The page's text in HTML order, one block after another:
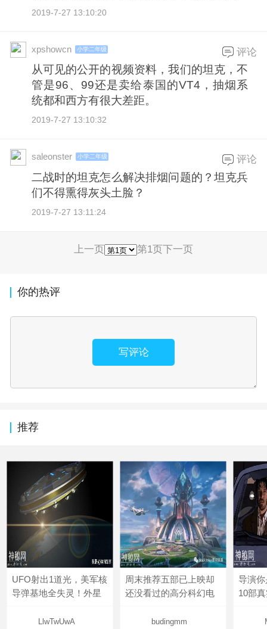
2019-7-27 13:10:20
xpshowcn 小学二年级
从可见的公开的视频资料，我们的坦克，不
管是96、99还是卖给泰国的VT4，抽烟系
统都和西方有很大差距。
2019-7-27 13:10:32
评论
saleonster 小学二年级
二战时的坦克怎么解决排烟问题的？坦克兵
们不得熏得灰头土脸？
2019-7-27 13:11:24
评论
上一页 第1页下一页
你的热评
写评论
推荐
UFO射出1道光，美军核
导弹基地全失灵！外星
LlwTwUwA
周末推荐五部已上映却
还没看过的高分科幻电
budingmm
导演
10部